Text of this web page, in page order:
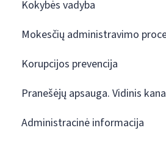
Kokybės vadyba
Mokesčių administravimo
Korupcijos prevencija
Pranešėjų apsauga. Vidinis
Administracinė informacija